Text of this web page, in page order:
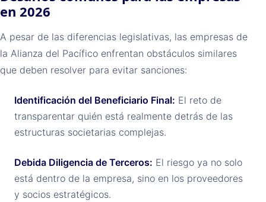
en 2026
A pesar de las diferencias legislativas, las empresas de
la Alianza del Pacífico enfrentan obstáculos similares
que deben resolver para evitar sanciones:
Identificación del Beneficiario Final: El reto de
transparentar quién está realmente detrás de las
estructuras societarias complejas.
Debida Diligencia de Terceros: El riesgo ya no solo
está dentro de la empresa, sino en los proveedores
y socios estratégicos.